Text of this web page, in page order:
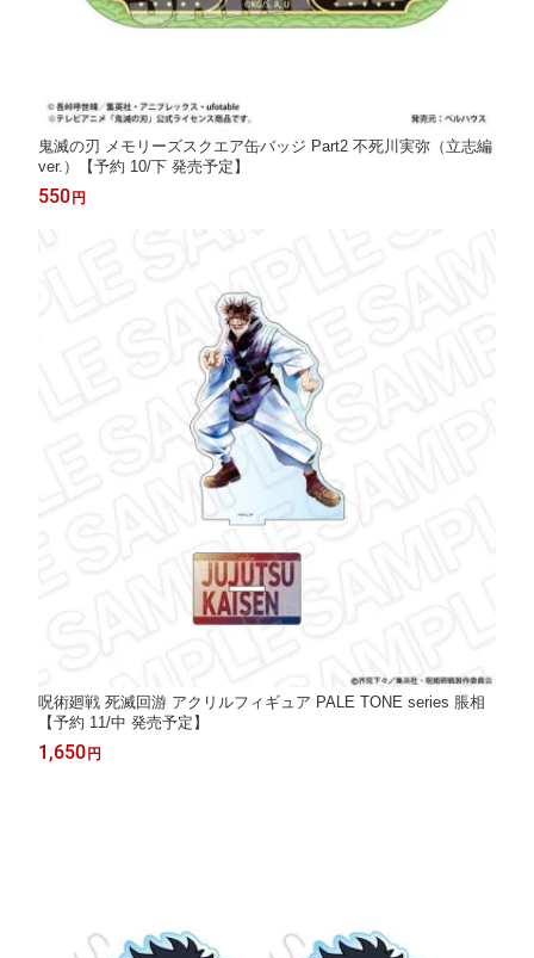
鬼滅の刃 メモリーズスクエア缶バッジ Part2 不死川実弥（立志編
ver.）【予約 10/下 発売予定】
550 円
呪術廻戦 死滅回游 アクリルフィギュア PALE TONE series 脹相
【予約 11/中 発売予定】
1,650 円